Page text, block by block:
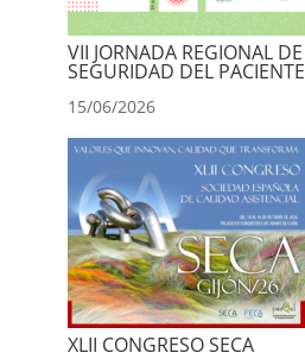
VII JORNADA REGIONAL DE
SEGURIDAD DEL PACIENTE
15/06/2026
XLII CONGRESO SECA